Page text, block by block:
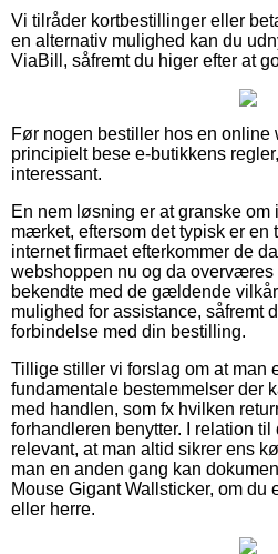
Vi tilråder kortbestillinger eller
en alternativ mulighed kan du
ViaBill, såfremt du higer efter at
Før nogen bestiller hos en online
principielt bese e-butikkens
interessant.
En nem løsning er at granske om
mærket, eftersom det typisk er en
internet firmaet efterkommer de
webshoppen nu og da overværes
bekendte med de gældende
mulighed for assistance, såfremt
forbindelse med din bestilling.
Tillige stiller vi forslag om at man
fundamentale bestemmelser der
med handlen, som fx hvilken
forhandleren benytter. I relation
relevant, at man altid sikrer ens
man en anden gang kan
Mouse Gigant Wallsticker, om du
eller herre.